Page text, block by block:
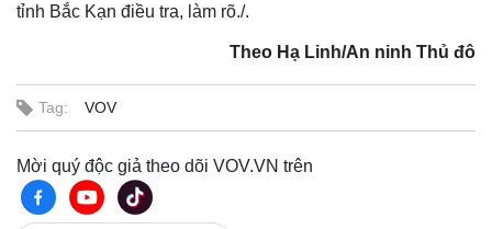
Thế giới
Quan sát
Cuộc sống đó đây
Hồ sơ
Video
Ảnh
tỉnh Bắc Kạn điều tra, làm rõ./.
Theo Hạ Linh/An ninh Thủ đô
Tag: VOV
Mời quý độc giả theo dõi VOV.VN trên